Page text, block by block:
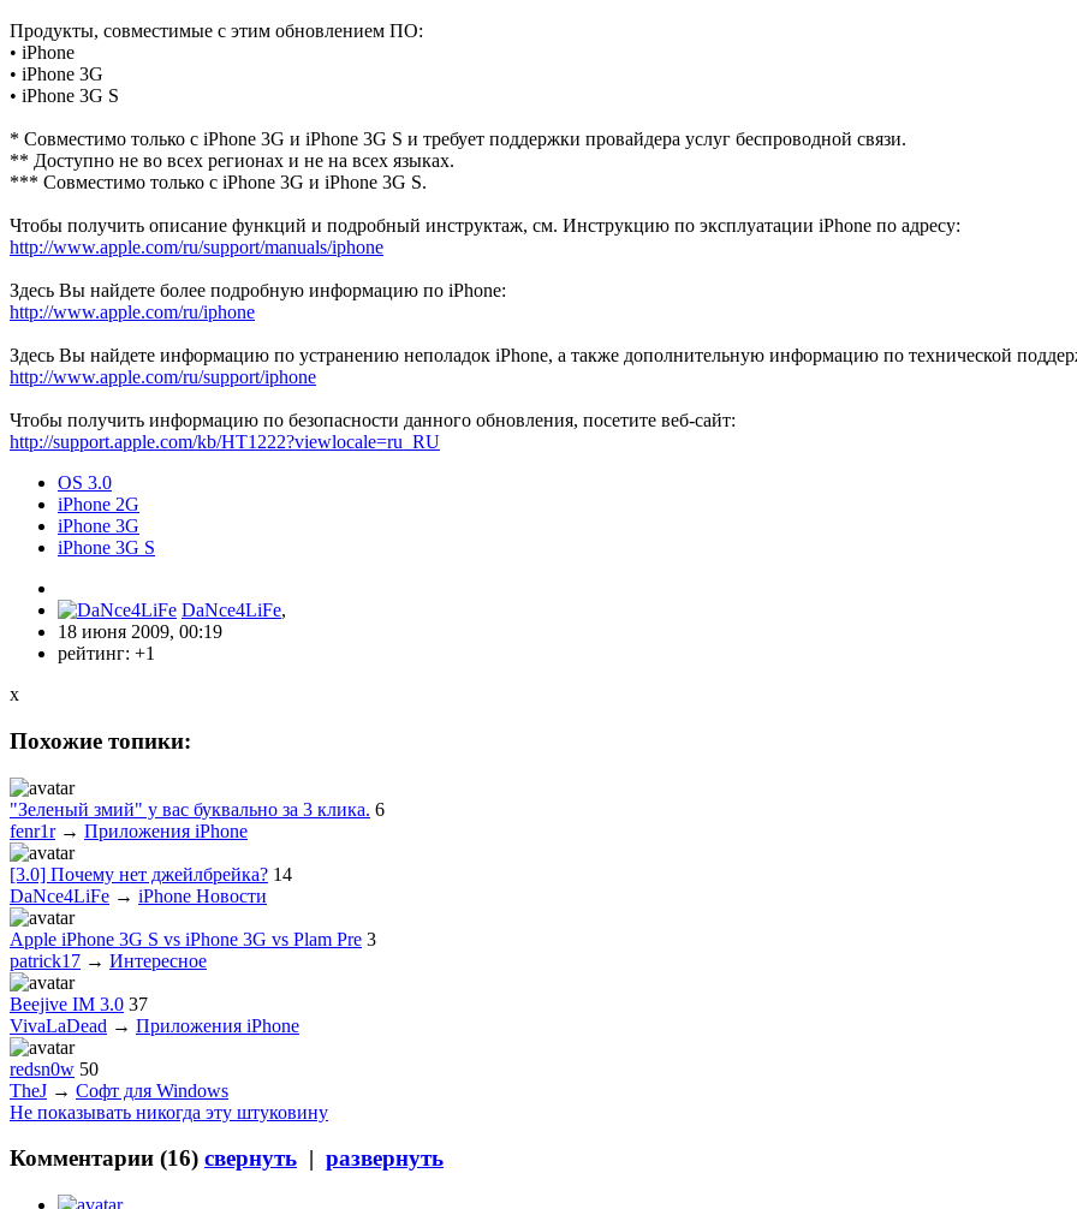
Продукты, совместимые с этим обновлением ПО:
• iPhone
• iPhone 3G
• iPhone 3G S
* Совместимо только с iPhone 3G и iPhone 3G S и требует поддержки провайдера услуг беспроводной связи.
** Доступно не во всех регионах и не на всех языках.
*** Совместимо только с iPhone 3G и iPhone 3G S.
Чтобы получить описание функций и подробный инструктаж, см. Инструкцию по эксплуатации iPhone по адресу:
http://www.apple.com/ru/support/manuals/iphone
Здесь Вы найдете более подробную информацию по iPhone:
http://www.apple.com/ru/iphone
Здесь Вы найдете информацию по устранению неполадок iPhone, а также дополнительную информацию по технической
http://www.apple.com/ru/support/iphone
Чтобы получить информацию по безопасности данного обновления, посетите веб-сайт:
http://support.apple.com/kb/HT1222?viewlocale=ru_RU
OS 3.0
iPhone 2G
iPhone 3G
iPhone 3G S
DaNce4LiFe,
18 июня 2009, 00:19
рейтинг: +1
x
Похожие топики:
"Зеленый змий" у вас буквально за 3 клика. 6
fenr1r→ Приложения iPhone
[3.0] Почему нет джейлбрейка? 14
DaNce4LiFe → iPhone Новости
Apple iPhone 3G S vs iPhone 3G vs Plam Pre 3
patrick17 → Интересное
Beejive IM 3.0 37
VivaLaDead → Приложения iPhone
redsn0w 50
TheJ → Софт для Windows
Не показывать никогда эту штуковину
Комментарии (16) свернуть | развернуть